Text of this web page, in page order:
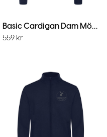
Basic Cardigan Dam Mörk Marin
559 kr